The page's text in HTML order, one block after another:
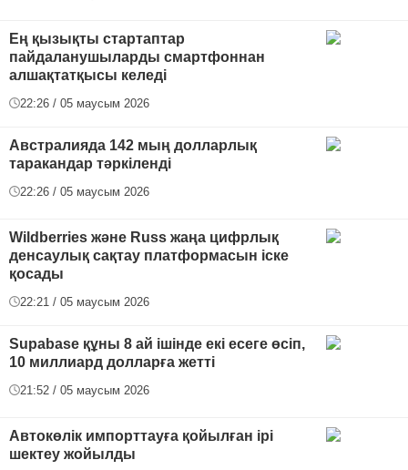
Ең қызықты стартаптар
пайдаланушыларды смартфоннан
алшақтатқысы келеді
22:26 / 05 маусым 2026
Австралияда 142 мың долларлық
таракандар тәркіленді
22:26 / 05 маусым 2026
Wildberries және Russ жаңа цифрлық
денсаулық сақтау платформасын іске
қосады
22:21 / 05 маусым 2026
Supabase құны 8 ай ішінде екі есеге өсіп,
10 миллиард долларға жетті
21:52 / 05 маусым 2026
Автокөлік импорттауға қойылған ірі
шектеу жойылды